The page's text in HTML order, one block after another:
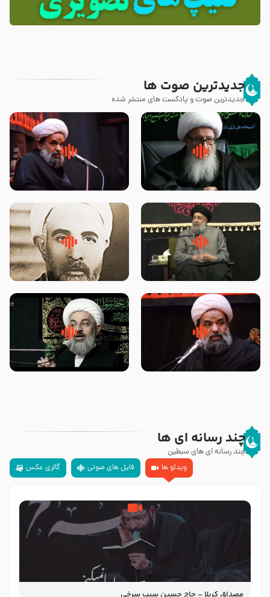
جدیدترین صوت ها
جدیدترین صوت و پادکست های منتشر شده
زوّار اربعین امام حسین (علیه
السلام) با این اشتیاق به زیارت
روضه جانسوز پاره های جگر امام
حسن مجتبی علیه السلام-حجت
لقب حضرت رقیه سلام الله علیها به
چه معناست – حجت الاسلام علوی
روضه‌ی مجلس یزید ملعون و
اسارت اهل‌بیت علیهم‌السلام –
محدث زاده
سلام جوانی که امام حسین علیه
السلام خودش جوابش را دادند
زیارتی که اسباب رزق زیاد و عمر
طولانی است حجت السلام حسین
چند رسانه ای ها
چند رسانه ای های سبطین
ویدئو ها
فایل های صوتی گالری عکس
مصداق کربلا – حاج حسین سیب سرخی